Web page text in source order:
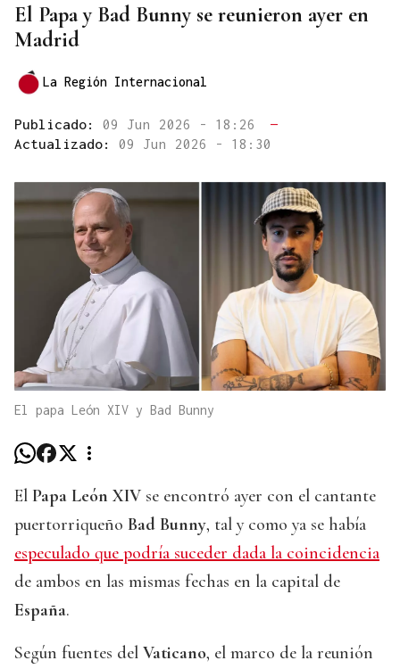
El Papa y Bad Bunny se reunieron ayer en
Madrid
La Región Internacional
Publicado: 09 Jun 2026 - 18:26
—
Actualizado: 09 Jun 2026 - 18:30
El papa León XIV y Bad Bunny
El Papa León XIV se encontró ayer con el cantante
puertorriqueño Bad Bunny, tal y como ya se había
especulado que podría suceder dada la coincidencia
de ambos en las mismas fechas en la capital de
España.
Según fuentes del Vaticano, el marco de la reunión